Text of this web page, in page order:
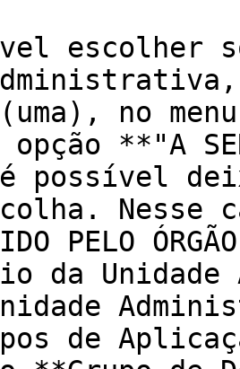
escolher
no
**"A
é possível
Nesse
PELO
da
de